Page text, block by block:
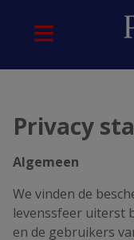
Privacy
Algemeen
We vinden de
levenssfeer uiterst
en de gebruikers